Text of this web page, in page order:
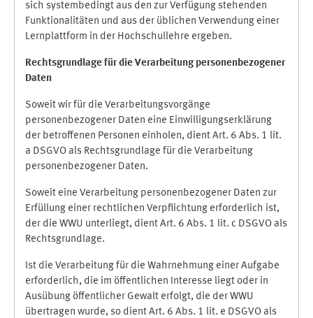
sich systembedingt aus den zur Verfügung stehenden
Funktionalitäten und aus der üblichen Verwendung einer
Lernplattform in der Hochschullehre ergeben.
Rechtsgrundlage für die Verarbeitung personenbezogener
Daten
Soweit wir für die Verarbeitungsvorgänge
personenbezogener Daten eine Einwilligungserklärung
der betroffenen Personen einholen, dient Art. 6 Abs. 1 lit.
a DSGVO als Rechtsgrundlage für die Verarbeitung
personenbezogener Daten.
Soweit eine Verarbeitung personenbezogener Daten zur
Erfüllung einer rechtlichen Verpflichtung erforderlich ist,
der die WWU unterliegt, dient Art. 6 Abs. 1 lit. c DSGVO als
Rechtsgrundlage.
Ist die Verarbeitung für die Wahrnehmung einer Aufgabe
erforderlich, die im öffentlichen Interesse liegt oder in
Ausübung öffentlicher Gewalt erfolgt, die der WWU
übertragen wurde, so dient Art. 6 Abs. 1 lit. e DSGVO als